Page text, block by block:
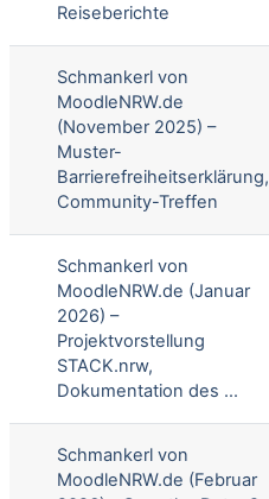
Reiseberichte
Schmankerl von
MoodleNRW.de
(November 2025) –
Muster-
Barrierefreiheitserklärung,
Community-Treffen
Schmankerl von
MoodleNRW.de (Januar
2026) –
Projektvorstellung
STACK.nrw,
Dokumentation des ...
Schmankerl von
MoodleNRW.de (Februar